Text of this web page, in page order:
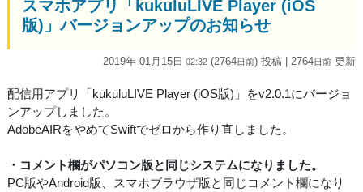
スマホアプリ「kukuluLIVE Player (iOS
版)」バージョンアップのお知らせ
2019年 01月15日 02:32 (2764日前) 投稿 | 2764日前 更新
配信用アプリ「kukuluLIVE Player (iOS版)」をv2.0.1にバージョ
ンアップしました。
AdobeAIRをやめてSwiftでゼロから作り直しました。
・コメント欄がパソコン版と同じシステムになりました。
PC版やAndroid版、スマホブラウザ版と同じコメント欄になり